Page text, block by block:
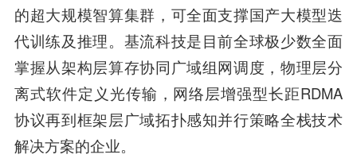
的超大规模智算集群，可全面支撑国产大模型迭
代训练及推理。基流科技是目前全球极少数全面
掌握从架构层算存协同广域组网调度，物理层分
离式软件定义光传输，网络层增强型长距RDMA
协议再到框架层广域拓扑感知并行策略全栈技术
解决方案的企业。